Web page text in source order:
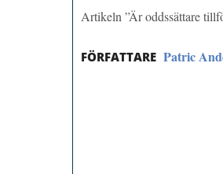
Artikeln ”Är oddssättare
FÖRFATTARE Patric